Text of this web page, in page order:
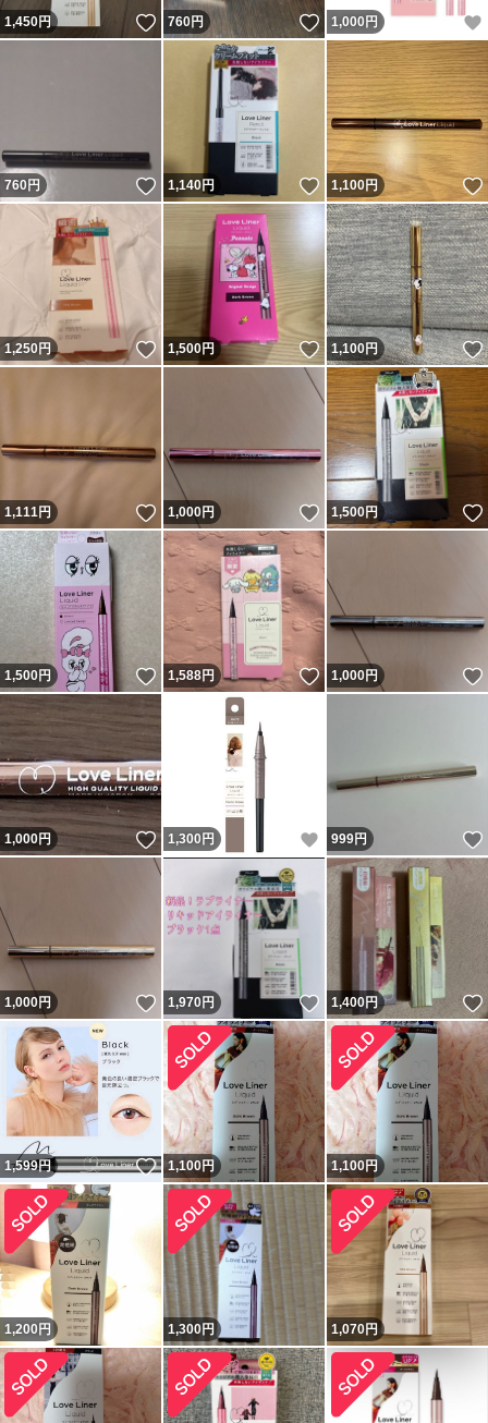
1,450円 いいね！
760円 いいね！
1,000 円
760円 いいね！
1,140円 いいね！
1,100円
1,250円 いいね！
1,500円 いいね！
1,100円
1,111円 いいね！
1,000円 いいね！
1,500円
1,500円 いいね！
1,588円 いいね！
1,000円
1,000円 いいね！
1,300 円 いいね！
999円
1,000円 いいね！
1,970円 いいね！
1,400円
1,599円 いいね！
1,100円 1,100円
1,200 円 1,300円 1,070円